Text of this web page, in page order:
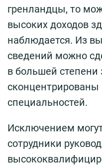
гренландцы, то
высоких доходов
наблюдается. Из
сведений можно
в большей степени
специальностей.
Исключением
сотрудники